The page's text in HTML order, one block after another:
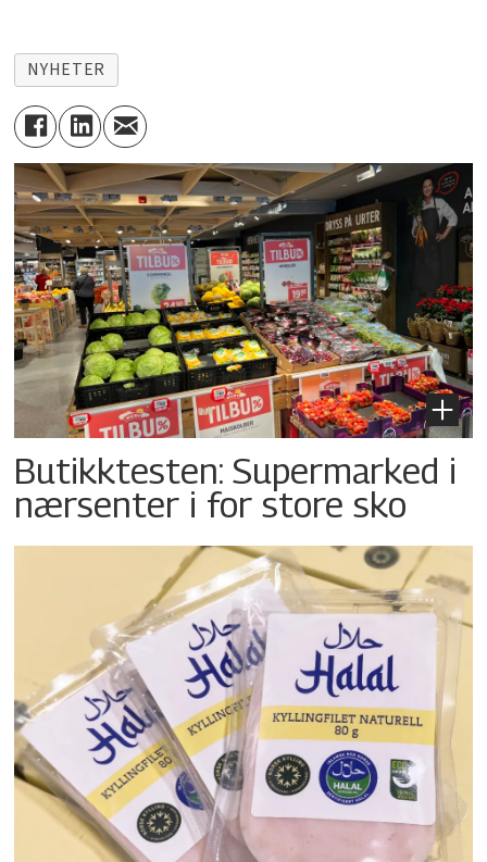
NYHETER
Butikktesten: Supermarked i
nærsenter i for store sko